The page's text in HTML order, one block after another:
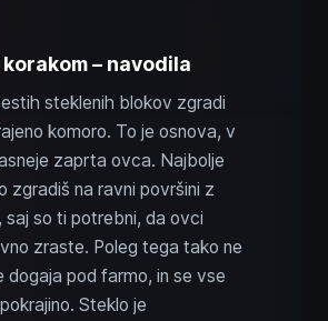
– navodila
steklenih blokov zgradi
komoro. To je osnova, v
zaprta ovca. Najbolje
zgradiš na ravni površini z
saj so ti potrebni, da ovci
zraste. Poleg tega tako ne
dogaja pod farmo, in se vse
Steklo je